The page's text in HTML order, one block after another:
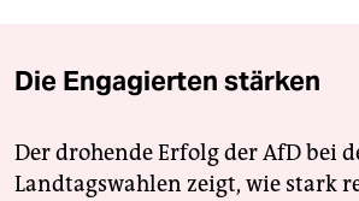
Die Engagierten stärken
Der drohende Erfolg der AfD bei
Landtagswahlen zeigt, wie stark